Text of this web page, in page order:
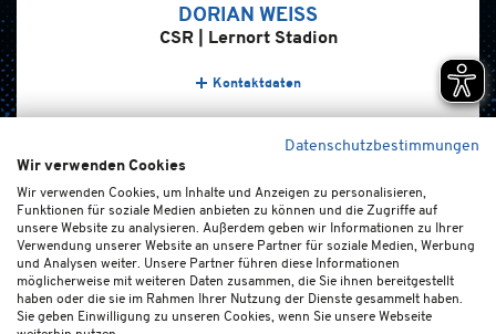
DORIAN WEISS
CSR | Lernort Stadion
Kontaktdaten
Home Kontakt Newsletter FAQ (de/en) Impressum
Datenschutz Ticket-AGB Cookie-Einstellungen
Datenschutzbestimmungen
Wir verwenden Cookies
Wir verwenden Cookies, um Inhalte und Anzeigen zu personalisieren,
Funktionen für soziale Medien anbieten zu können und die Zugriffe auf
unsere Website zu analysieren. Außerdem geben wir Informationen zu Ihrer
Verwendung unserer Website an unsere Partner für soziale Medien, Werbung
und Analysen weiter. Unsere Partner führen diese Informationen
möglicherweise mit weiteren Daten zusammen, die Sie ihnen bereitgestellt
haben oder die sie im Rahmen Ihrer Nutzung der Dienste gesammelt haben.
Sie geben Einwilligung zu unseren Cookies, wenn Sie unsere Webseite